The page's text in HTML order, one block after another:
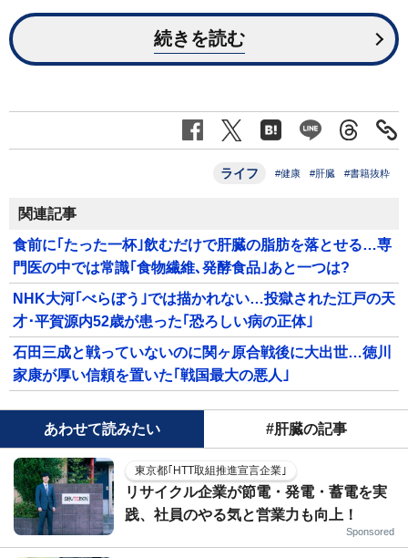
続きを読む
ライフ #健康 #肝臓 #書籍抜粋
関連記事
食前に｢たった一杯｣飲むだけで肝臓の脂肪を落とせる…専
門医の中では常識｢食物繊維､発酵食品｣あと一つは?
NHK大河｢べらぼう｣では描かれない…投獄された江戸の天
才･平賀源内52歳が患った｢恐ろしい病の正体｣
石田三成と戦っていないのに関ヶ原合戦後に大出世…徳川
家康が厚い信頼を置いた｢戦国最大の悪人｣
あわせて読みたい #肝臓の記事
東京都｢HTT取組推進宣言企業｣
リサイクル企業が節電・発電・蓄電を実
践、社員のやる気と営業力も向上！
Sponsored